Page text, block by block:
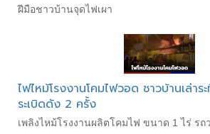
ฝีมือชาวบ้านจุดไฟเผา
ไฟไหม้โรงงานโคมไฟวอด ชาวบ้านเล่า
ระเบิดดัง 2 ครั้ง
เพลิงไหม้โรงงานผลิตโคมไฟ ขนาด 1 ไร่ รถ